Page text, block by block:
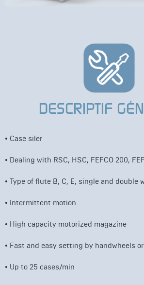
DESCRIPTIF
• Case siler
• Dealing with RSC, HSC, FEFCO 200,
• Type of flute B, C, E, single and double
• Intermittent motion
• High capacity motorized magazine
• Fast and easy setting by handwheels
• Up to 25 cases/min